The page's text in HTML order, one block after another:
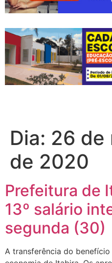
Dia: 26 de
de 2020
Prefeitura de
13º salário
segunda (30)
A transferência do